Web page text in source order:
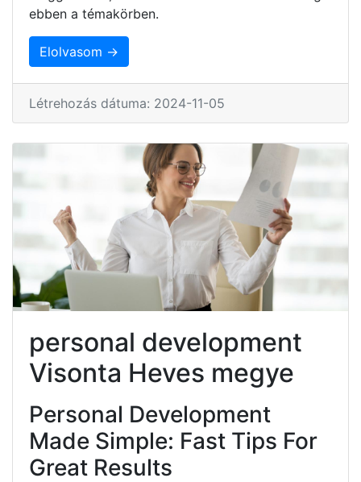
ebben a témakörben.
Elolvasom →
Létrehozás dátuma: 2024-11-05
personal development
Visonta Heves megye
Personal Development
Made Simple: Fast Tips For
Great Results